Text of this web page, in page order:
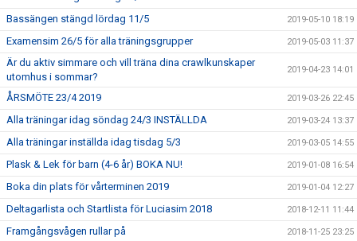
Bassängen stängd lördag 11/5 2019-05-10 18:19
Examensim 26/5 för alla träningsgrupper 2019-05-03 11:37
Är du aktiv simmare och vill träna dina crawlkunskaper
utomhus i sommar?
2019-04-23 14:01
ÅRSMÖTE 23/4 2019 2019-03-26 22:45
Alla träningar idag söndag 24/3 INSTÄLLDA 2019-03-24 13:37
Alla träningar inställda idag tisdag 5/3 2019-03-05 14:55
Plask & Lek för barn (4-6 år) BOKA NU! 2019-01-08 16:54
Boka din plats för vårterminen 2019 2019-01-04 12:27
Deltagarlista och Startlista för Luciasim 2018 2018-12-11 11:44
Framgångsvågen rullar på 2018-11-25 23:25